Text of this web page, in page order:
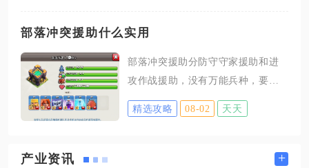
换可兑换物品，涵盖强力角色、专
属坐骑、稀有精灵、多人对战光环
拖尾、角色配套宝物等高分装备。
以优
解锁更多遁法分支与养成权限。玩
下方菜单栏里的“门派”按钮，进入门
派功能主页面，在页面中部偏上的
功能图标区域，找到标注奇门八卦
遁法阵专属入口，265级高阶账号无
部落冲突援助什么实用
部落冲突援助分防守守家援助和进
攻作战援助，没有万能兵种，要结
合大本营等级、部落城堡人口容量
以及对战流派来挑选，优先选择功
能最大化援助援军的实战价值。防
精选攻略 08-02 天天
产业资讯 +